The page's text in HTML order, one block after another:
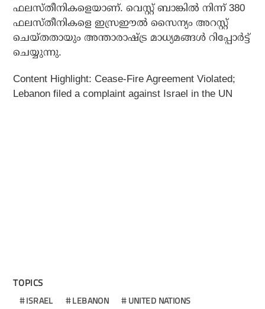
ഫലസ്തീനികളെയാണ്. വെസ്റ്റ് ബാങ്കില്‍ നിന്ന് 380
ഫലസ്തീനികളെ ഇസ്രഈല്‍ സൈന്യം അറസ്റ്റ്
ചെയ്തതായും അന്താരാഷ്ട്ര മാധ്യമങ്ങള്‍ റിപ്പോര്‍ട്ട്
ചെയ്യുന്നു.
Content Highlight: Cease-Fire Agreement Violated;
Lebanon filed a complaint against Israel in the UN
TOPICS
ISRAEL LEBANON
UNITED NATIONS